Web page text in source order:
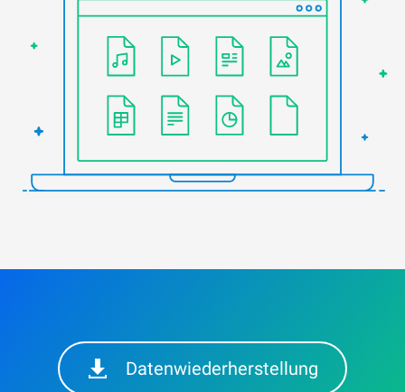
Datenwiederherstellung